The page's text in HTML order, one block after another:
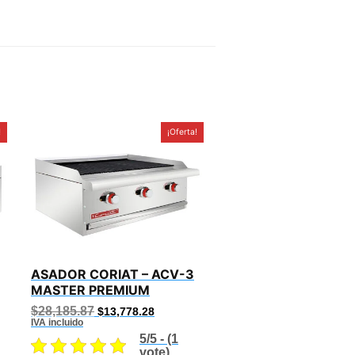
¡Oferta!
ASADOR CORIAT – ACV-3
MASTER PREMIUM
$28,185.87 Original
price
$28,185.87.
$13,778.28
price
is:
$13,778.28.
IVA incluido
5/5 - (1
vote)